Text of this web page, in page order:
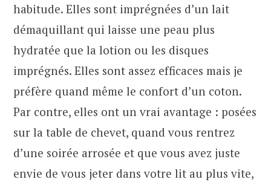
habitude. Elles sont imprégnées d’un lait
démaquillant qui laisse une peau plus
hydratée que la lotion ou les disques
imprégnés. Elles sont assez efficaces mais je
préfère quand même le confort d’un coton.
Par contre, elles ont un vrai avantage : posées
sur la table de chevet, quand vous rentrez
d’une soirée arrosée et que vous avez juste
envie de vous jeter dans votre lit au plus vite,